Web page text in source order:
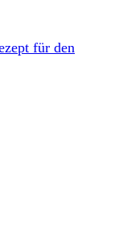
für den